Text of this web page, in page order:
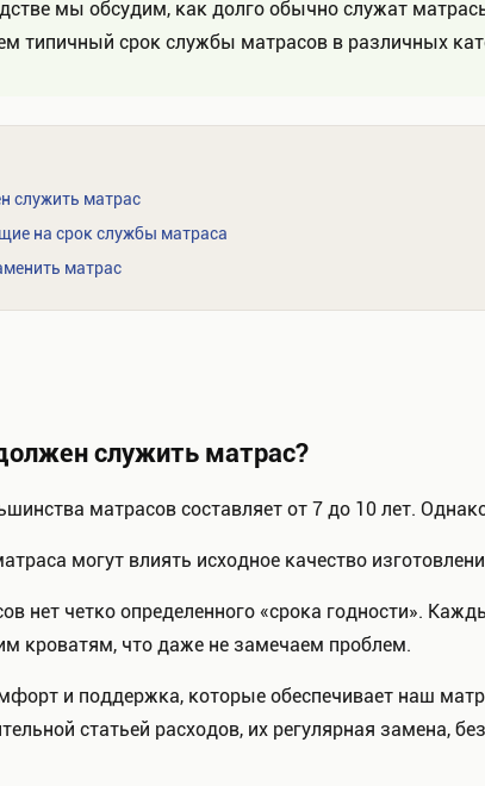
мы обсудим, как долго обычно служат
типичный срок службы матрасов в различных
служить матрас
на срок службы матраса
матрас
служить матрас?
матрасов составляет от 7 до 10 лет.
могут влиять исходное качество
нет четко определенного «срока годности».
кроватям, что даже не замечаем проблем.
и поддержка, которые обеспечивает наш
статьей расходов, их регулярная замена,